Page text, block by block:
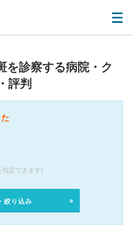
を診察する病院・ク
評判
指定できます)
絞り込み